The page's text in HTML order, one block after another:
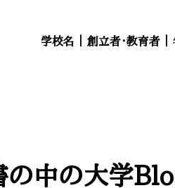
学校名 創立者・教育者
の中の大学